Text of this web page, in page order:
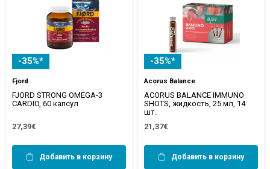
-35%*
Fjord
FJORD STRONG OMEGA-3
CARDIO, 60 капсул
27,39€
Добавить в корзину
-35%*
Acorus Balance
ACORUS BALANCE IMMUNO
SHOTS, жидкость, 25 мл, 14
шт.
21,37€
Добавить в корзину